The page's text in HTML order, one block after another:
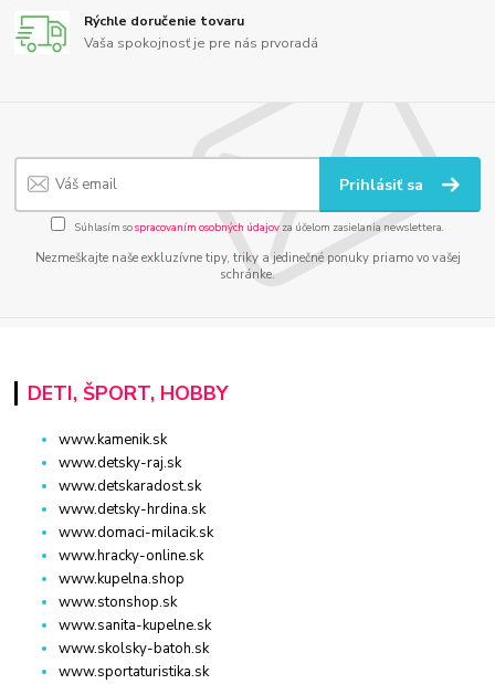
Rýchle doručenie tovaru
Vaša spokojnosť je pre nás prvoradá
Prihlásiť sa
Súhlasím sospracovaním osobných údajov za účelom zasielania newslettera.
Nezmeškajte naše exkluzívne tipy, triky a jedinečné ponuky priamo vo vašej
schránke.
DETI, ŠPORT, HOBBY
www.kamenik.sk
www.detsky-raj.sk
www.detskaradost.sk
www.detsky-hrdina.sk
www.domaci-milacik.sk
www.hracky-online.sk
www.kupelna.shop
www.stonshop.sk
www.sanita-kupelne.sk
www.skolsky-batoh.sk
www.sportaturistika.sk